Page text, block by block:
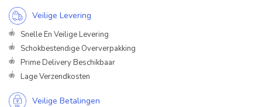
Veilige Levering
Snelle En Veilige Levering
Schokbestendige Oververpakking
Prime Delivery Beschikbaar
Lage Verzendkosten
Veilige Betalingen